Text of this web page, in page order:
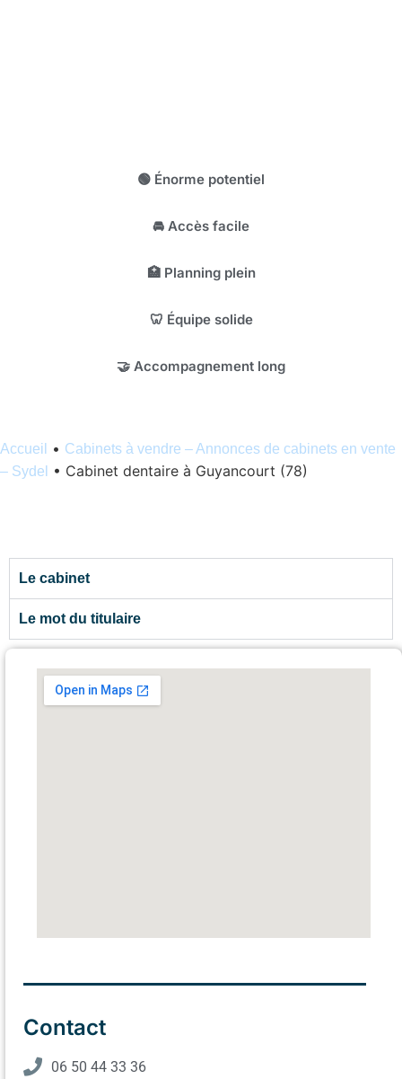
🟢 Énorme potentiel
🚘 Accès facile​
🏥 Planning plein
🦷 Équipe solide
🤝 Accompagnement long
Accueil • Cabinets à vendre – Annonces de cabinets en vente
– Sydel
• Cabinet dentaire à Guyancourt (78)
Le cabinet
Le mot du titulaire
Contact
06 50 44 33 36